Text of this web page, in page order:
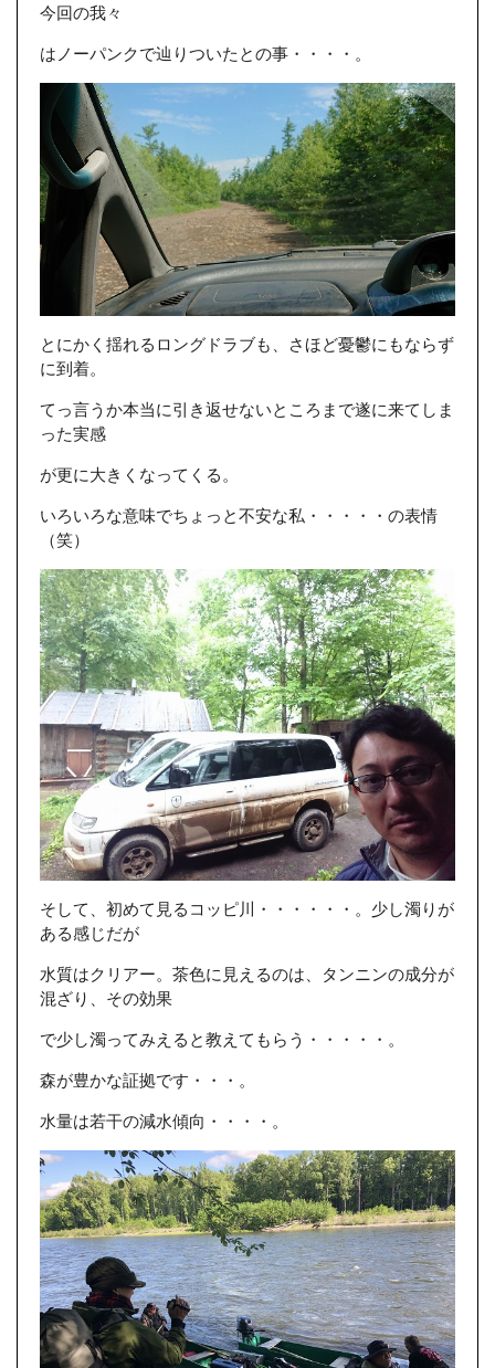
今回の我々
はノーパンクで辿りついたとの事・・・・。
とにかく揺れるロングドラブも、さほど憂鬱にもならず
に到着。
てっ言うか本当に引き返せないところまで遂に来てしま
った実感
が更に大きくなってくる。
いろいろな意味でちょっと不安な私・・・・・の表情
（笑）
そして、初めて見るコッピ川・・・・・・。少し濁りが
ある感じだが
水質はクリアー。茶色に見えるのは、タンニンの成分が
混ざり、その効果
で少し濁ってみえると教えてもらう・・・・・。
森が豊かな証拠です・・・。
水量は若干の減水傾向・・・・。